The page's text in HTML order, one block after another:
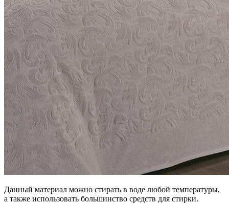
Данный материал можно стирать в воде любой температуры,
а также использовать большинство средств для стирки.